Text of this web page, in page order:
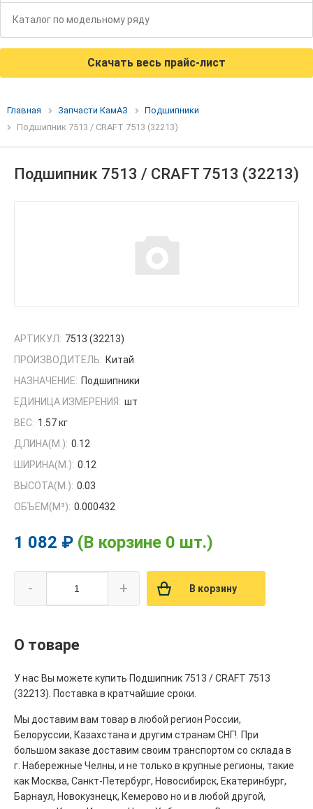
Каталог по модельному ряду
Скачать весь прайс-лист
Главная Запчасти КамАЗ
Подшипники
Подшипник 7513 / CRAFT 7513 (32213)
Подшипник 7513 / CRAFT 7513 (32213)
АРТИКУЛ: 7513 (32213)
ПРОИЗВОДИТЕЛЬ: Китай
НАЗНАЧЕНИЕ: Подшипники
ЕДИНИЦА ИЗМЕРЕНИЯ: шт
ВЕС: 1.57 кг
ДЛИНА(М.): 0.12
ШИРИНА(М.): 0.12
ВЫСОТА(М.): 0.03
ОБЪЕМ(M³): 0.000432
1 082 ₽ (В корзине 0 шт.)
- + В корзину
О товаре
У нас Вы можете купить Подшипник 7513 / CRAFT 7513
(32213). Поставка в кратчайшие сроки.
Мы доставим вам товар в любой регион России,
Белоруссии, Казахстана и другим странам СНГ!. При
большом заказе доставим своим транспортом со склада в
г. Набережные Челны, и не только в крупные регионы, такие
как Москва, Санкт-Петербург, Новосибирск, Екатеринбург,
Барнаул, Новокузнецк, Кемерово но и в любой другой,